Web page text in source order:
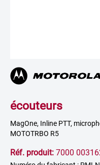
écouteurs
MagOne, Inline PTT,
MOTOTRBO R5
Réf. produit: 7000